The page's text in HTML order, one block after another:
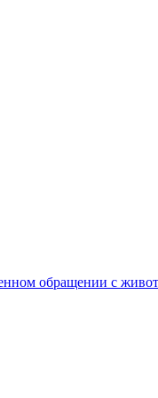
обращении с